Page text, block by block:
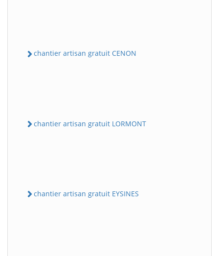
chantier artisan gratuit CENON
chantier artisan gratuit LORMONT
chantier artisan gratuit EYSINES